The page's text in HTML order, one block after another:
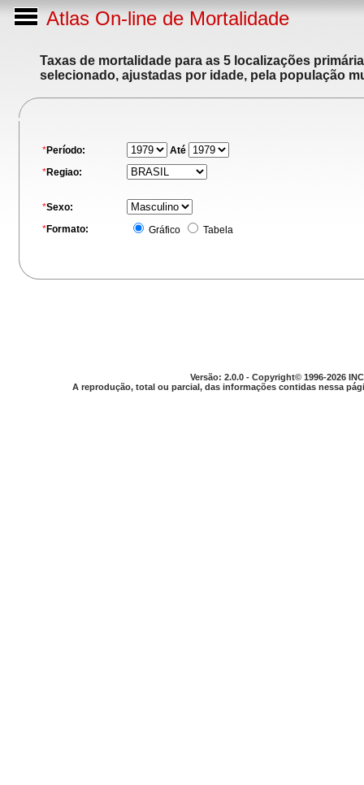
Atlas On-line de Mortalidade
Taxas de mortalidade para as 5 localizações
selecionado, ajustadas por idade, pela população
*Período:
Até
*Regiao:
*Sexo:
*Formato: Gráfico Tabela
Versão: 2.0.0 - Copyright© 1996-2026
A reprodução, total ou parcial, das informações contidas nessa